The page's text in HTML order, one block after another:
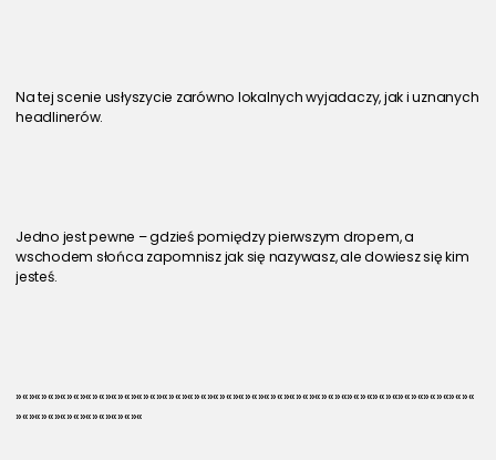
Na tej scenie usłyszycie zarówno lokalnych wyjadaczy, jak i uznanych
headlinerów.
Jedno jest pewne – gdzieś pomiędzy pierwszym dropem, a
wschodem słońca zapomnisz jak się nazywasz, ale dowiesz się kim
jesteś.
»«»«»«»«»«»«»«»«»«»«»«»«»«»«»«»«»«»«»«»«»«»«»«»«»«»«»«»«»«»«»«»«»«»«»«»«
»«»«»«»«»«»«»«»«»«»«